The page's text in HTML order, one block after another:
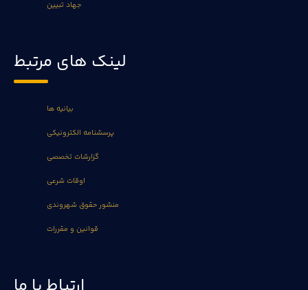
جهاد تبیین
لینک های مرتبط
بیانیه ها
پرسشنامه الکترونیکی
گزارشات تخصصی
اوقات شرعی
منشور حقوق شهروندی
قوانین و مقررات